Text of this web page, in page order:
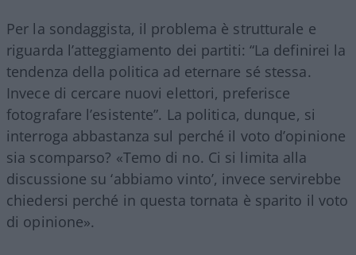
Per la sondaggista, il problema è strutturale e
riguarda l’atteggiamento dei partiti: “La definirei la
tendenza della politica ad eternare sé stessa.
Invece di cercare nuovi elettori, preferisce
fotografare l’esistente”. La politica, dunque, si
interroga abbastanza sul perché il voto d’opinione
sia scomparso? «Temo di no. Ci si limita alla
discussione su ‘abbiamo vinto’, invece servirebbe
chiedersi perché in questa tornata è sparito il voto
di opinione».